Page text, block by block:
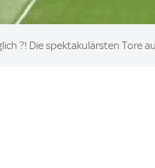
?! Die spektakulärsten Tore